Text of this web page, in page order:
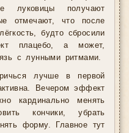
луковицы получают
отмечают, что после
будто сбросили
плацебо, а может,
с лунными ритмами.
лучше в первой
Вечером эффект
кардинально менять
кончики, убрать
форму. Главное тут